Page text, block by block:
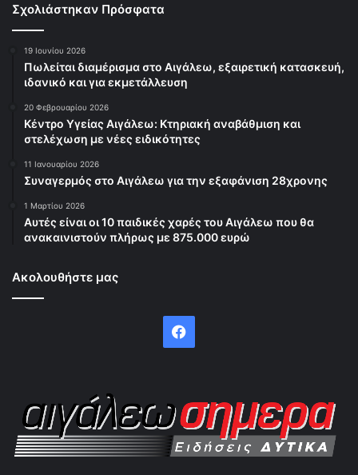
Σχολιάστηκαν Πρόσφατα
19 Ιουνίου 2026
Πωλείται διαμέρισμα στο Αιγάλεω, εξαιρετική κατασκευή,
ιδανικό και για εκμετάλλευση
20 Φεβρουαρίου 2026
Κέντρο Υγείας Αιγάλεω: Κτηριακή αναβάθμιση και
στελέχωση με νέες ειδικότητες
11 Ιανουαρίου 2026
Συναγερμός στο Αιγάλεω για την εξαφάνιση 28χρονης
1 Μαρτίου 2026
Αυτές είναι οι 10 παιδικές χαρές του Αιγάλεω που θα
ανακαινιστούν πλήρως με 875.000 ευρώ
Ακολουθήστε μας
Facebook